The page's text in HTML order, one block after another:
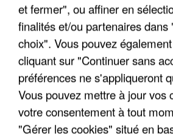
"JE SUIS À
ENFOIRÉS"
"ON A TOUS LE
et fermer", ou affiner en
finalités et/ou partenaires
choix". Vous pouvez
cliquant sur "Continuer sans
préférences ne s'appliqueront
Vous pouvez mettre à jour vos
votre consentement à tout
"Gérer les cookies" situé en